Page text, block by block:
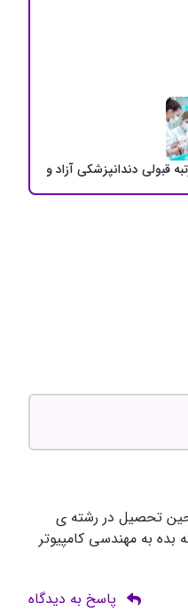
قبولی دندانپزشکی آزاد و دولتی +
تحصیل در رشته ی
بده به مهندسی کامپیوتر
پاسخ به دیدگاه